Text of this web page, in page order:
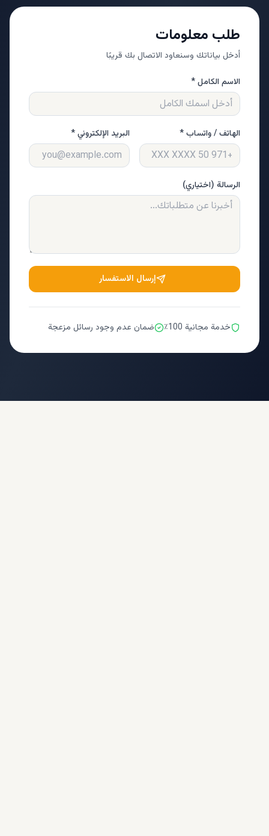
طلب معلومات
أدخل بياناتك وسنعاود الاتصال بك قريبًا
الاسم الكامل *
الهاتف / واتساب * البريد الإلكتروني *
الرسالة (اختياري)
إرسال الاستفسار
خدمة مجانية 100٪ ضمان عدم وجود رسائل مزعجة